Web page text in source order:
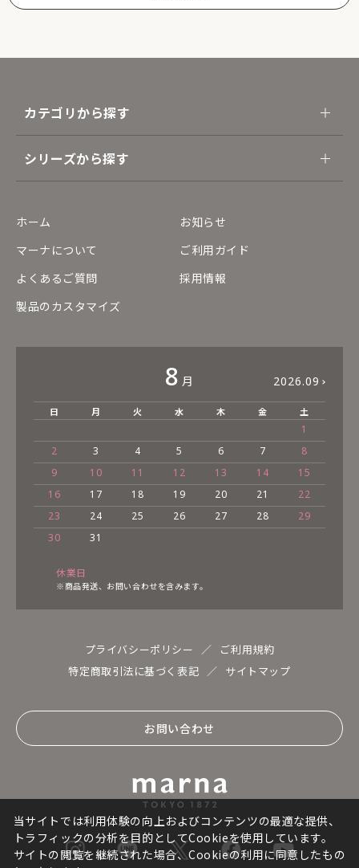
カテゴリから探す
シリーズから探す
ホーム
お知らせ
マーナについて
ご利用ガイド
よくあるご質問
採用情報
製品のカスタマイズ
8 月 2026.09
日 月 火 水 木 金 土
1
2
3 4 5 6 7
8
9
10 11 12 13 14
15
16
17 18 19 20 21
22
23
24 25 26 27 28
29
30
31
休業日
※商品発送、お問い合わせを含みます。
プライバシーポリシー
ご利用規約
特定商取引法に基づく表記
サイトマップ
お問い合わせ
当サイトでは利用体験の向上およびコンテンツの最適な提供、
トラフィックの分析を目的としてCookieを使用しています。
サイトの閲覧を継続された場合、Cookieの利用に同意したもの